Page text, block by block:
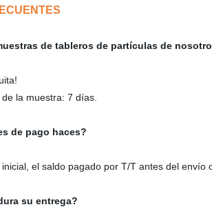
de tableros de partículas de
la muestra: 7 días.
de pago haces?
el saldo pagado por T/T antes del envío
su entrega?